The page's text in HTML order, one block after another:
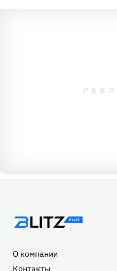
Подвал
О компании
Контакты